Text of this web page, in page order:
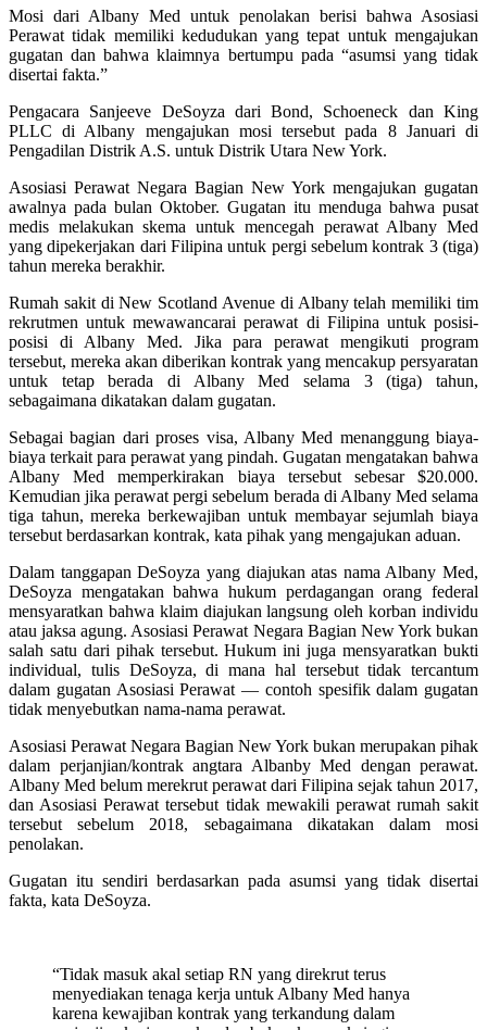
Mosi dari Albany Med untuk penolakan berisi bahwa Asosiasi
Perawat tidak memiliki kedudukan yang tepat untuk mengajukan
gugatan dan bahwa klaimnya bertumpu pada “asumsi yang tidak
disertai fakta.”
Pengacara Sanjeeve DeSoyza dari Bond, Schoeneck dan King
PLLC di Albany mengajukan mosi tersebut pada 8 Januari di
Pengadilan Distrik A.S. untuk Distrik Utara New York.
Asosiasi Perawat Negara Bagian New York mengajukan gugatan
awalnya pada bulan Oktober. Gugatan itu menduga bahwa pusat
medis melakukan skema untuk mencegah perawat Albany Med
yang dipekerjakan dari Filipina untuk pergi sebelum kontrak 3 (tiga)
tahun mereka berakhir.
Rumah sakit di New Scotland Avenue di Albany telah memiliki tim
rekrutmen untuk mewawancarai perawat di Filipina untuk posisi-
posisi di Albany Med. Jika para perawat mengikuti program
tersebut, mereka akan diberikan kontrak yang mencakup persyaratan
untuk tetap berada di Albany Med selama 3 (tiga) tahun,
sebagaimana dikatakan dalam gugatan.
Sebagai bagian dari proses visa, Albany Med menanggung biaya-
biaya terkait para perawat yang pindah. Gugatan mengatakan bahwa
Albany Med memperkirakan biaya tersebut sebesar $20.000.
Kemudian jika perawat pergi sebelum berada di Albany Med selama
tiga tahun, mereka berkewajiban untuk membayar sejumlah biaya
tersebut berdasarkan kontrak, kata pihak yang mengajukan aduan.
Dalam tanggapan DeSoyza yang diajukan atas nama Albany Med,
DeSoyza mengatakan bahwa hukum perdagangan orang federal
mensyaratkan bahwa klaim diajukan langsung oleh korban individu
atau jaksa agung. Asosiasi Perawat Negara Bagian New York bukan
salah satu dari pihak tersebut. Hukum ini juga mensyaratkan bukti
individual, tulis DeSoyza, di mana hal tersebut tidak tercantum
dalam gugatan Asosiasi Perawat — contoh spesifik dalam gugatan
tidak menyebutkan nama-nama perawat.
Asosiasi Perawat Negara Bagian New York bukan merupakan pihak
dalam perjanjian/kontrak angtara Albanby Med dengan perawat.
Albany Med belum merekrut perawat dari Filipina sejak tahun 2017,
dan Asosiasi Perawat tersebut tidak mewakili perawat rumah sakit
tersebut sebelum 2018, sebagaimana dikatakan dalam mosi
penolakan.
Gugatan itu sendiri berdasarkan pada asumsi yang tidak disertai
fakta, kata DeSoyza.
“Tidak masuk akal setiap RN yang direkrut terus
menyediakan tenaga kerja untuk Albany Med hanya
karena kewajiban kontrak yang terkandung dalam